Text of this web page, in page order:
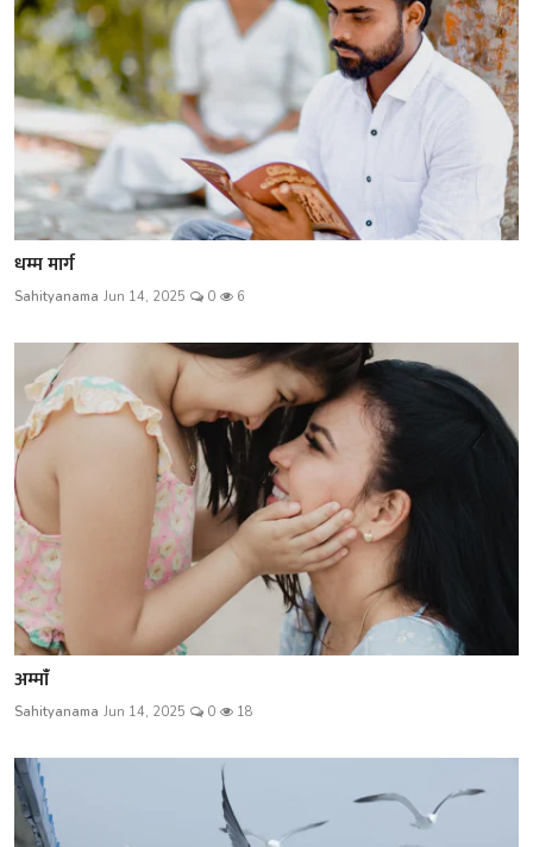
धम्म मार्ग
Sahityanama Jun 14, 2025 0 6
अम्मांँ
Sahityanama Jun 14, 2025 0 18